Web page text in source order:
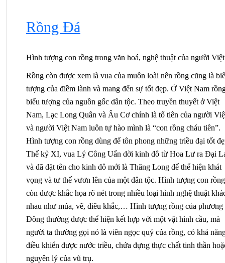
Rồng Đá
Hình tượng con rồng trong văn hoá, nghệ thuật của người Việt
Rồng còn được xem là vua của muôn loài nên rồng cũng là
tượng của điềm lành và mang đến sự tốt đẹp. Ở Việt Nam
biểu tượng của nguồn gốc dân tộc. Theo truyền thuyết ở Việt
Nam, Lạc Long Quân và Âu Cơ chính là tổ tiên của người
và người Việt Nam luôn tự hào mình là “con rồng cháu tiên”.
Hình tượng con rồng dùng để tôn phong những triều đại tốt
Thế kỷ XI, vua Lý Công Uẩn dời kinh đô từ Hoa Lư ra Đại
và đã đặt tên cho kinh đô mới là Thăng Long để thể hiện khát
vọng và tư thế vươn lên của một dân tộc. Hình tượng con rồng
còn được khắc họa rõ nét trong nhiều loại hình nghệ thuật
nhau như múa, vẽ, điêu khắc,… Hình tượng rồng của phương
Đông thường được thể hiện kết hợp với một vật hình cầu, mà
điều khiển được nước triều, chứa đựng thực chất tinh thần
nguyên lý của vũ trụ.